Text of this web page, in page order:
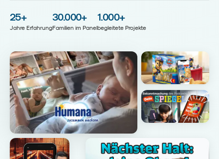
25+
Jahre Erfahrung
30.000+
Familien im Panel
1.000+
begleitete Projekte